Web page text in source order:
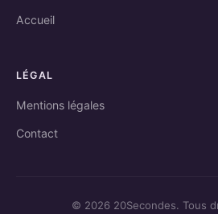
Accueil
LÉGAL
Mentions légales
Contact
© 2026 20Secondes. Tous